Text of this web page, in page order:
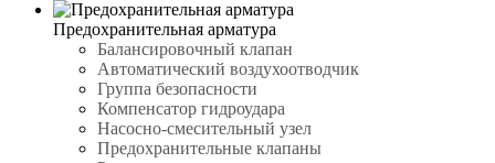
Предохранительная арматура
Балансировочный клапан
Автоматический воздухоотводчик
Группа безопасности
Компенсатор гидроудара
Насосно-смесительный узел
Предохранительные клапаны